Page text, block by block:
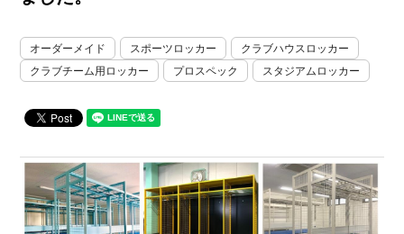
オーダーメイド スポーツロッカー
クラブハウスロッカー
クラブチーム用ロッカー
プロスペック スタジアムロッカー